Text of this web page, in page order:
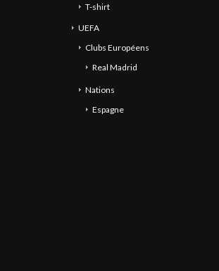
T-shirt
UEFA
Clubs Européens
Real Madrid
Nations
Espagne